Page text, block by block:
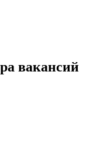
вакансий